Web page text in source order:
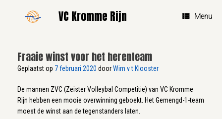
VC Kromme Rijn Menu
Fraaie winst voor het herenteam
Geplaatst op 7 februari 2020 doorWim v t Klooster
De mannen ZVC (Zeister Volleybal Competitie) van VC Kromme
Rijn hebben een mooie overwinning geboekt. Het Gemengd-1-team
moest de winst aan de tegenstanders laten.